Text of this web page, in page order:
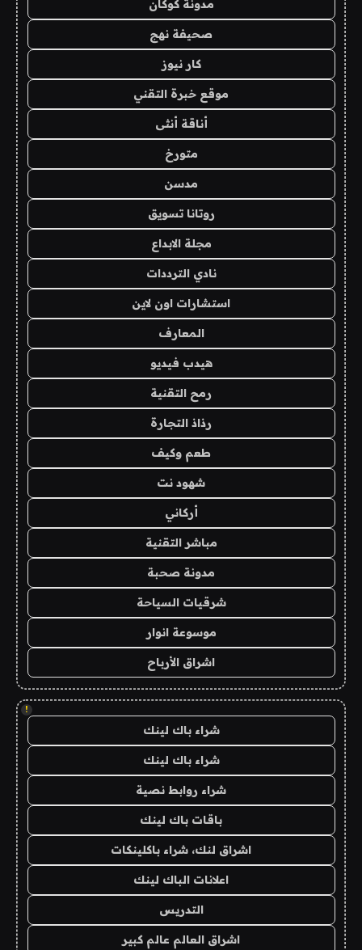
مدونة كوكان
صحيفة نهج
كار نيوز
موقع خبرة التقني
أناقة أنثى
متورخ
مدسن
روتانا تسويق
مجلة الابداع
نادي الترددات
استشارات اون لاين
المعارف
هيدب فيديو
رمح التقنية
رذاذ التجارة
طعم وكيف
شهود نت
أركاني
مباشر التقنية
مدونة صحبة
شرقيات السياحة
موسوعة انوار
اشراق الأرباح
!
شراء باك لينك
شراء باك لينك
شراء روابط نصية
باقات باك لينك
اشراق لنك، شراء باكلينكات
اعلانات الباك لينك
التدريس
اشراق العالم عالم كبير